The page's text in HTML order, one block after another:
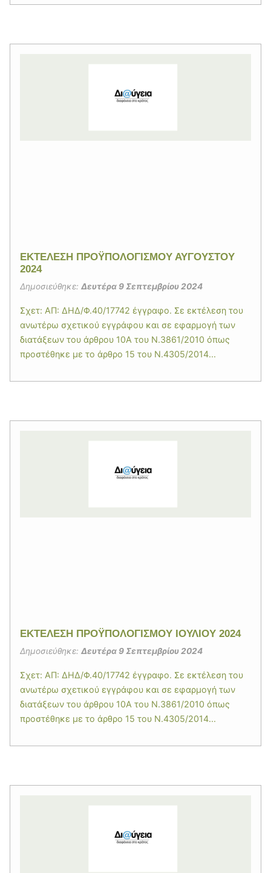
ΕΚΤΕΛΕΣΗ ΠΡΟΫΠΟΛΟΓΙΣΜΟΥ ΑΥΓΟΥΣΤΟΥ
2024
Δημοσιεύθηκε: Δευτέρα 9 Σεπτεμβρίου 2024
Σχετ: ΑΠ: ΔΗΔ/Φ.40/17742 έγγραφο. Σε εκτέλεση του
ανωτέρω σχετικού εγγράφου και σε εφαρμογή των
διατάξεων του άρθρου 10Α του Ν.3861/2010 όπως
προστέθηκε με το άρθρο 15 του Ν.4305/2014...
ΕΚΤΕΛΕΣΗ ΠΡΟΫΠΟΛΟΓΙΣΜΟΥ ΙΟΥΛΙΟΥ 2024
Δημοσιεύθηκε: Δευτέρα 9 Σεπτεμβρίου 2024
Σχετ: ΑΠ: ΔΗΔ/Φ.40/17742 έγγραφο. Σε εκτέλεση του
ανωτέρω σχετικού εγγράφου και σε εφαρμογή των
διατάξεων του άρθρου 10Α του Ν.3861/2010 όπως
προστέθηκε με το άρθρο 15 του Ν.4305/2014...